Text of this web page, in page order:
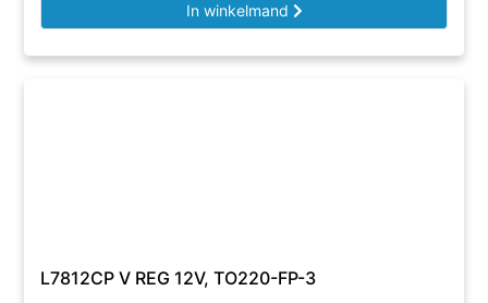
In winkelmand
L7812CP V REG 12V, TO220-FP-3